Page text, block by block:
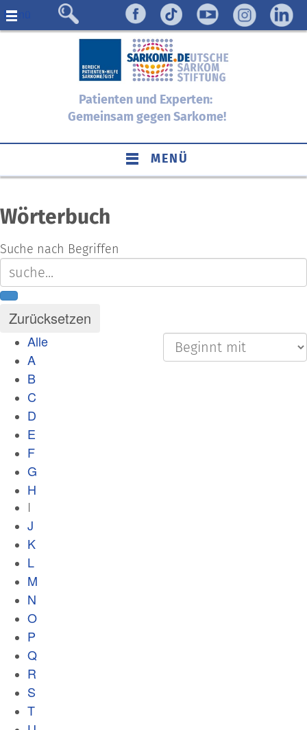
Menü
Patienten und Experten:
Gemeinsam gegen Sarkome!
MENÜ
Wörterbuch
Suche nach Begriffen
Alle
A
B
C
D
E
F
G
H
I
J
K
L
M
N
O
P
Q
R
S
T